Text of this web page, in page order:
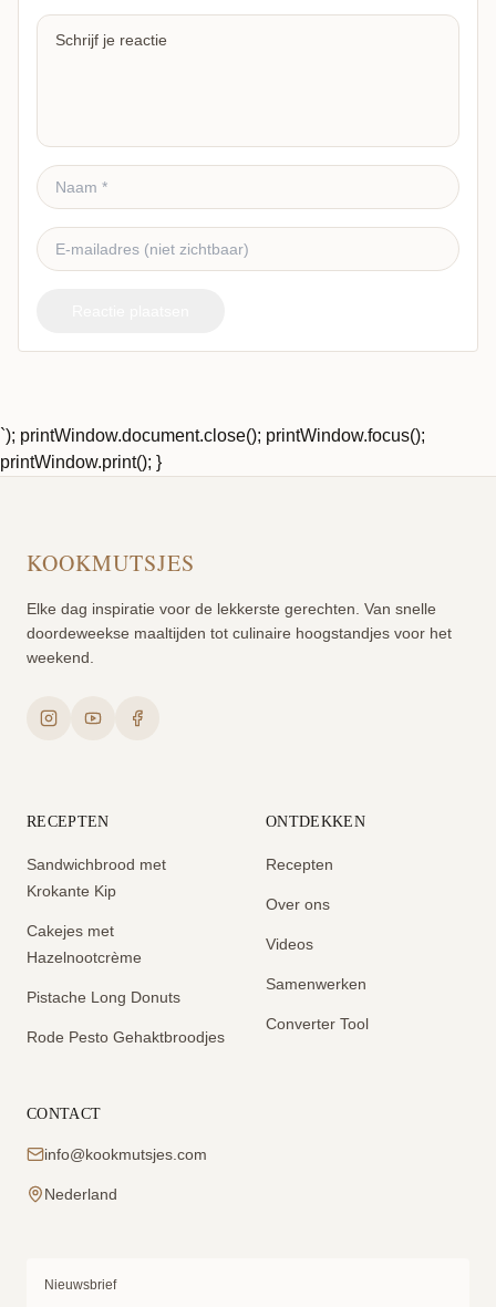
`); printWindow.document.close(); printWindow.focus();
printWindow.print(); }
KOOKMUTSJES
Elke dag inspiratie voor de lekkerste gerechten. Van snelle
doordeweekse maaltijden tot culinaire hoogstandjes voor het
weekend.
RECEPTEN
Sandwichbrood met
Krokante Kip
Cakejes met
Hazelnootcrème
Pistache Long Donuts
Rode Pesto Gehaktbroodjes
ONTDEKKEN
Recepten
Over ons
Videos
Samenwerken
Converter Tool
CONTACT
info@kookmutsjes.com
Nederland
Nieuwsbrief